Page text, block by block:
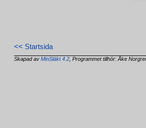
<< Startsida
Skapad avMinSläkt 4.2 , Programmet tillhör: Åke